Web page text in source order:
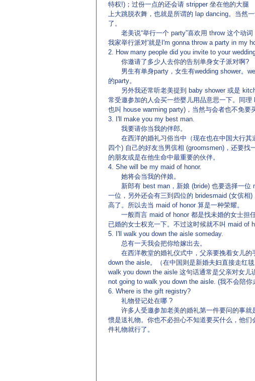
特权!)；过份一点的还会请 stripper 坐在他的大腿
上大跳脱衣舞，也就是所谓的 lap dancing。当然
了。
老美说“举行一个 party”喜欢用 throw 这个动词
我家举行派对'就是I'm gonna throw a party in my
2. How many people did you invite to your
你邀请了多少人去你的告别单身女子派对啊?
男生有单身party，女生有wedding shower。
的party。
另外我还常听老美提到 baby shower 或是
常受邀参加的人会买一些婴儿用品意思一下。同
也叫 house warming party)，当然与会者也不免要
3. I'll make you my best man.
我要请你当我的伴郎。
在西洋的婚礼习俗当中（现在也在中国大行其
四个) 自己的好友当男傧相 (groomsmen)，还要
的朋友或是在他生命中最重要的伙伴。
4. She will be my maid of honor.
她将会当我的伴娘。
新郎有 best man，新娘 (bride) 也要选择一位
一位，另外还会有三到四位的 bridesmaid (女傧相
高了。所以去当 maid of honor 算是一种荣耀。
一般而言 maid of honor 都是找未婚的女士担
已婚的女士权充一下。不过这时候就不叫 maid of
5. I'll walk you down the aisle someday.
总有一天我会把你给嫁出去。
在西洋教堂的婚礼仪式中，父亲要挽着女儿的
down the aisle。（在中国则是新婚夫妇直接走红
walk you down the aisle 这句话通常是父亲对女
not going to walk you down the aisle. (我不会陪你
6. Where is the gift registry?
礼物登记处在哪 ?
许多人受邀参加老美的婚礼第一件要问的事就
惯是送礼物。你也不必担心不知道要买什么，他
件礼物就行了。